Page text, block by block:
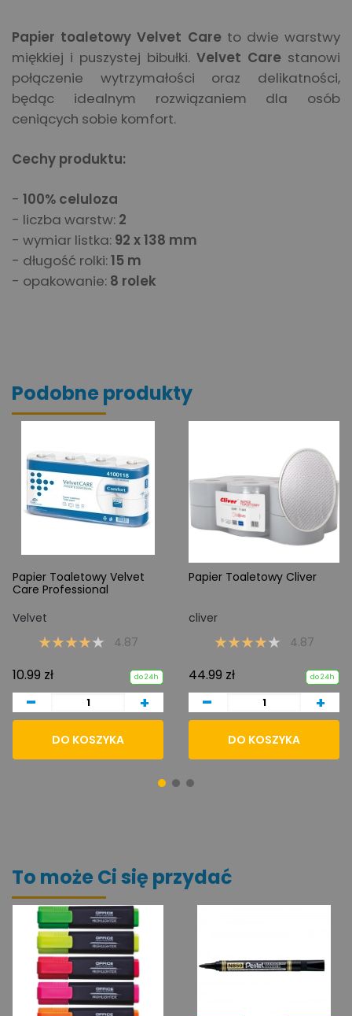
Papier toaletowy Velvet Careto dwie warstwy
miękkiej i puszystej bibułki. Velvet Care stanowi
połączenie wytrzymałości oraz delikatności,
będąc idealnym rozwiązaniem dla osób
ceniących sobie komfort.
Cechy produktu:
- 100% celuloza
- liczba warstw: 2
- wymiar listka: 92 x 138 mm
- długość rolki:15 m
- opakowanie: 8 rolek
Podobne produkty
Papier Toaletowy Velvet
Care Professional
Velvet
4.87
10.99 zł do 24h
- +
DO KOSZYKA
Papier Toaletowy Cliver
cliver
4.87
44.99 zł do 24h
- +
DO KOSZYKA
To może Ci się przydać